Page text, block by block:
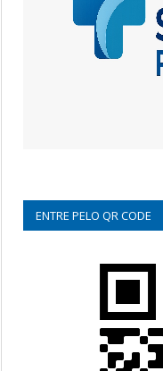
ENTRE PELO QR CODE